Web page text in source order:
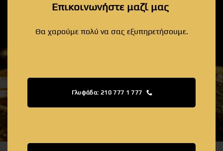
Επικοινωνήστε μαζί μας
Θα χαρούμε πολύ να σας εξυπηρετήσουμε.
Γλυφάδα: 210 777 1 777